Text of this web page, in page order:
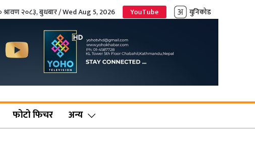
श्रावण २०८३, बुधबार / Wed Aug 5, 2026 YouTube युनिकोड
फोटो फिचर अन्य